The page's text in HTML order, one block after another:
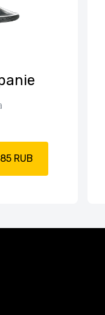
RUB